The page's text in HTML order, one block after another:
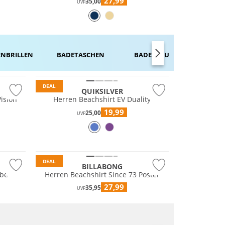
UVP
BADE­­TASCHEN BADE­SCHUHE
DEAL
QUIKSILVER
Herren Beachshirt EV Duality
UVP25,00 19,99
DEAL
BILLABONG
Herren Beachshirt Since 73 Poster
UVP35,95 27,99